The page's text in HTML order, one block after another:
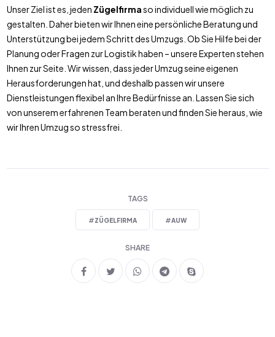
Unser Ziel ist es, jeden Zügelfirmaso individuell wie möglich zu
gestalten. Daher bieten wir Ihnen eine persönliche Beratung und
Unterstützung bei jedem Schritt des Umzugs. Ob Sie Hilfe bei der
Planung oder Fragen zur Logistik haben – unsere Experten stehen
Ihnen zur Seite. Wir wissen, dass jeder Umzug seine eigenen
Herausforderungen hat, und deshalb passen wir unsere
Dienstleistungen flexibel an Ihre Bedürfnisse an. Lassen Sie sich
von unserem erfahrenen Team beraten und finden Sie heraus, wie
wir Ihren Umzug so stressfrei.
TAGS
#ZÜGELFIRMA #AUW
SHARE